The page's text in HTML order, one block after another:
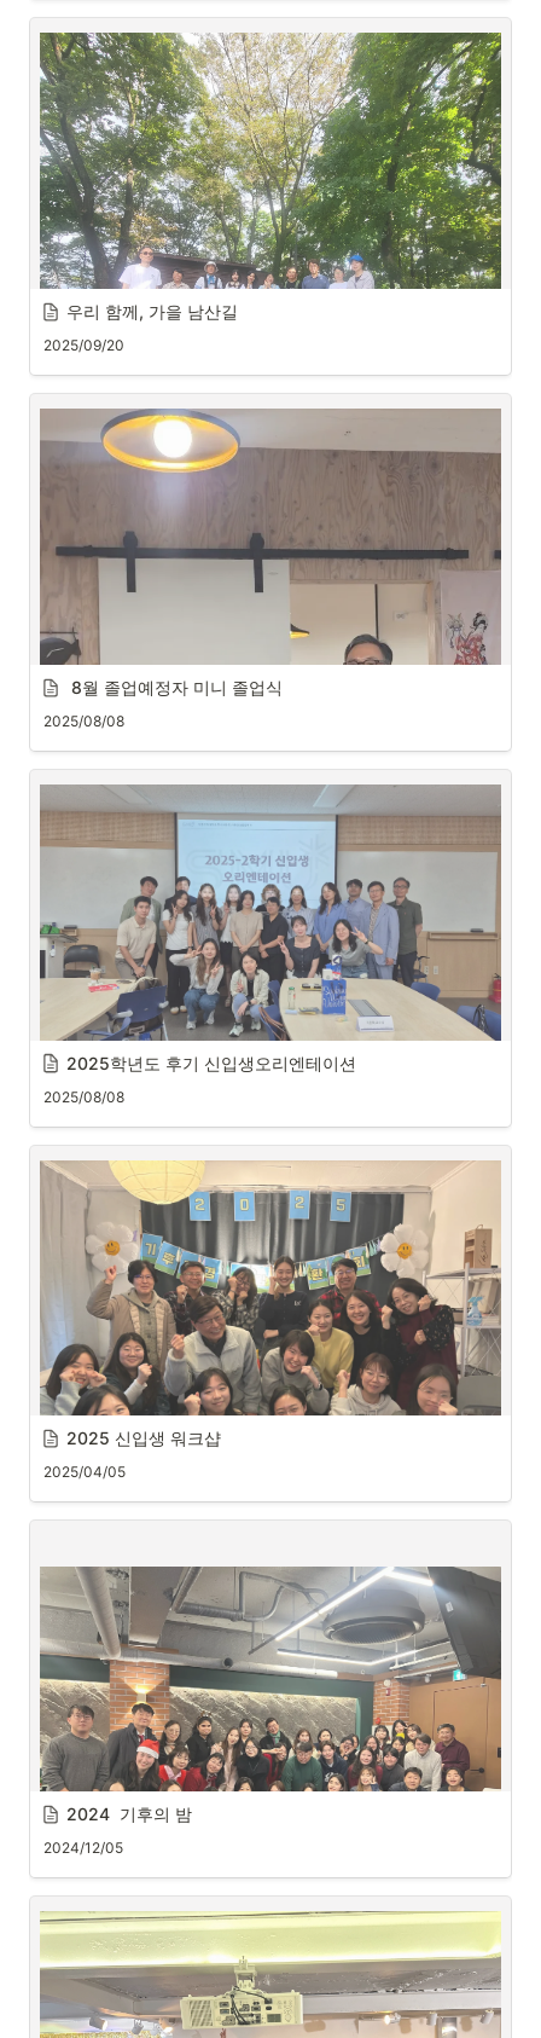
우리 함께, 가을 남산길
2025/09/20
8월 졸업예정자 미니 졸업식
2025/08/08
2025학년도 후기 신입생오리엔테이션
2025/08/08
2025 신입생 워크샵
2025/04/05
2024  기후의 밤
2024/12/05